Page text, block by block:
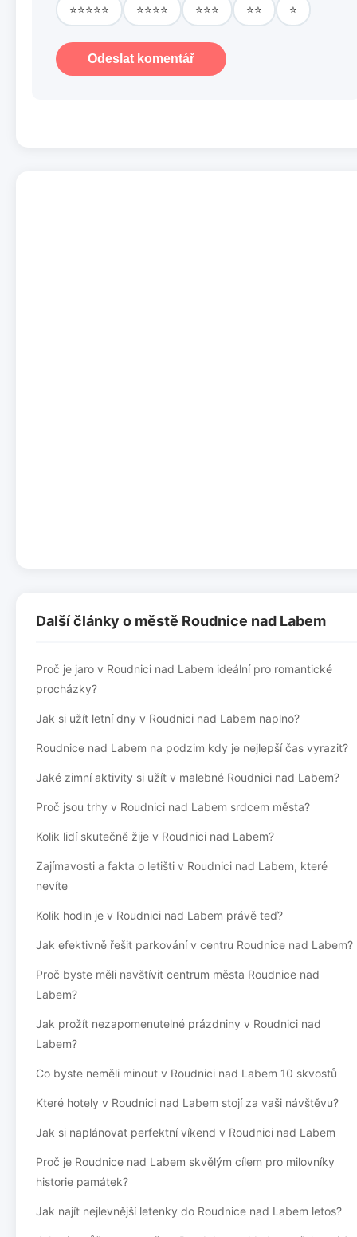
⭐⭐⭐⭐⭐ ⭐⭐⭐⭐ ⭐⭐⭐ ⭐⭐ ⭐
Odeslat komentář
Další články o městě Roudnice nad Labem
Proč je jaro v Roudnici nad Labem ideální pro romantické
procházky?
Jak si užít letní dny v Roudnici nad Labem naplno?
Roudnice nad Labem na podzim kdy je nejlepší čas vyrazit?
Jaké zimní aktivity si užít v malebné Roudnici nad Labem?
Proč jsou trhy v Roudnici nad Labem srdcem města?
Kolik lidí skutečně žije v Roudnici nad Labem?
Zajímavosti a fakta o letišti v Roudnici nad Labem, které
nevíte
Kolik hodin je v Roudnici nad Labem právě teď?
Jak efektivně řešit parkování v centru Roudnice nad Labem?
Proč byste měli navštívit centrum města Roudnice nad
Labem?
Jak prožít nezapomenutelné prázdniny v Roudnici nad
Labem?
Co byste neměli minout v Roudnici nad Labem 10 skvostů
Které hotely v Roudnici nad Labem stojí za vaši návštěvu?
Jak si naplánovat perfektní víkend v Roudnici nad Labem
Proč je Roudnice nad Labem skvělým cílem pro milovníky
historie památek?
Jak najít nejlevnější letenky do Roudnice nad Labem letos?